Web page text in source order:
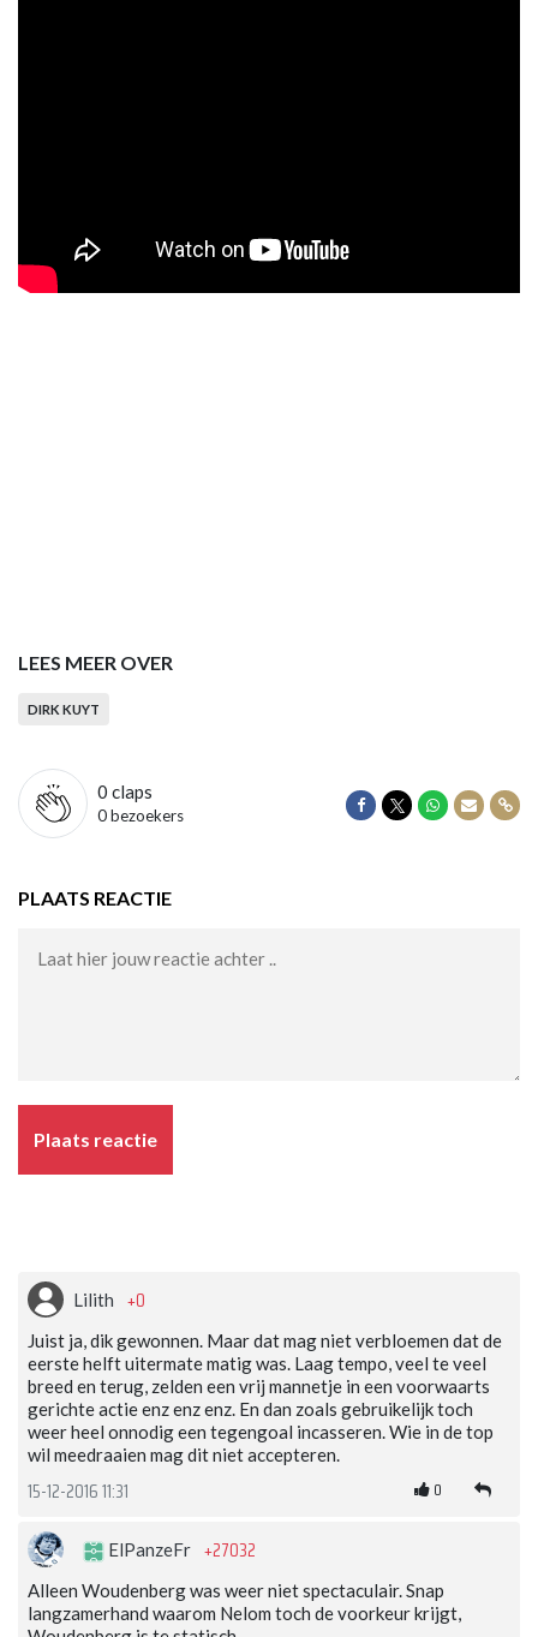
LEES MEER OVER
DIRK KUYT
0 claps
0 bezoekers
Delen op Facebook
Delen op Twitter
Delen op
Delen
PLAATS REACTIE
Plaats reactie
Lilith +0
Juist ja, dik gewonnen. Maar dat mag niet verbloemen dat de
eerste helft uitermate matig was. Laag tempo, veel te veel
breed en terug, zelden een vrij mannetje in een voorwaarts
gerichte actie enz enz enz. En dan zoals gebruikelijk toch
weer heel onnodig een tegengoal incasseren. Wie in de top
wil meedraaien mag dit niet accepteren.
15-12-2016 11:31 0
ElPanzeFr +27032
Alleen Woudenberg was weer niet spectaculair. Snap
langzamerhand waarom Nelom toch de voorkeur krijgt,